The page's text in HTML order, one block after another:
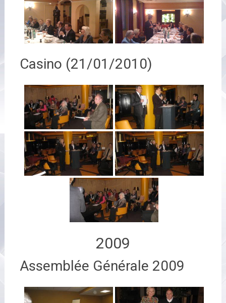
Casino (21/01/2010)
2009
Assemblée Générale 2009